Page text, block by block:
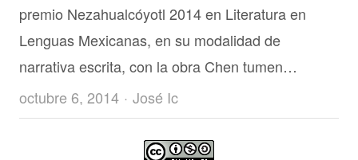
premio Nezahualcóyotl 2014 en Literatura en
Lenguas Mexicanas, en su modalidad de
narrativa escrita, con la obra Chen tumen…
octubre 6, 2014
Author
José Ic